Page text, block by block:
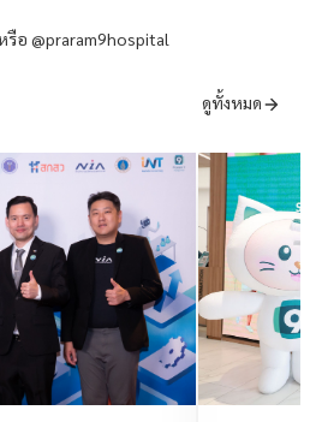
อ @praram9hospital
ดูทั้งหมด